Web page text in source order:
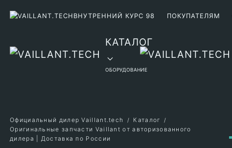
ВНУТРЕННИЙ КУРС 98 ПОКУПАТЕЛЯМ
КАТАЛОГ
ОБОРУДОВАНИЕ
Официальный дилер Vaillant.tech
Каталог
Оригинальные запчасти Vaillant от авторизованного
дилера | Доставка по России